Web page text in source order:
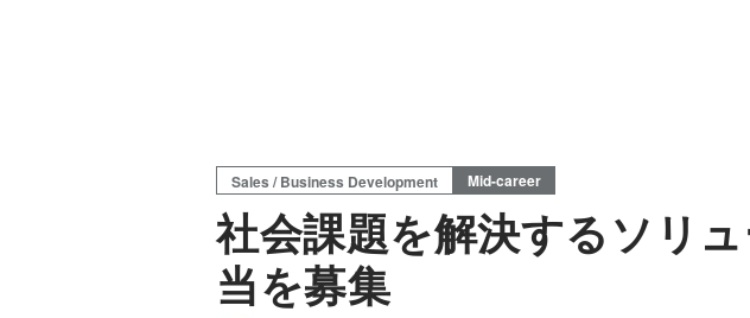
Sales / Business Development Mid-career
社会課題を解決するソリ
当を募集